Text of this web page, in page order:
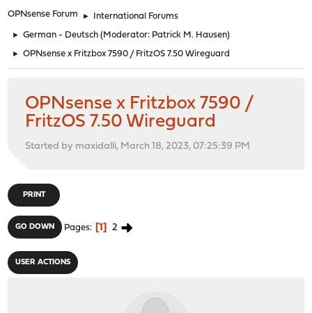
OPNsense Forum ► International Forums
► German - Deutsch (Moderator: Patrick M. Hausen)
► OPNsense x Fritzbox 7590 / FritzOS 7.50 Wireguard
OPNsense x Fritzbox 7590 /
FritzOS 7.50 Wireguard
Started by maxidalli, March 18, 2023, 07:25:39 PM
PRINT
GO DOWN Pages 1 2
USER ACTIONS